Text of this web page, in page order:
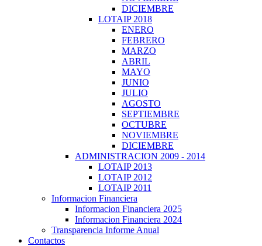
DICIEMBRE
LOTAIP 2018
ENERO
FEBRERO
MARZO
ABRIL
MAYO
JUNIO
JULIO
AGOSTO
SEPTIEMBRE
OCTUBRE
NOVIEMBRE
DICIEMBRE
ADMINISTRACION 2009 - 2014
LOTAIP 2013
LOTAIP 2012
LOTAIP 2011
Informacion Financiera
Informacion Financiera 2025
Informacion Financiera 2024
Transparencia Informe Anual
Contactos